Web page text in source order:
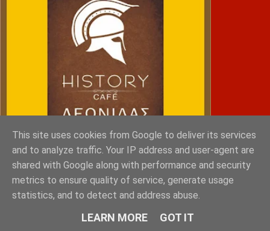
This site uses cookies from Google to deliver its services
and to analyze traffic. Your IP address and user-agent are
shared with Google along with performance and security
metrics to ensure quality of service, generate usage
statistics, and to detect and address abuse.
LEARN MORE GOT IT